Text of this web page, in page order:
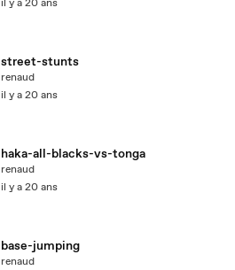
il y a 20 ans
street-stunts
renaud
il y a 20 ans
haka-all-blacks-vs-tonga
renaud
il y a 20 ans
base-jumping
renaud